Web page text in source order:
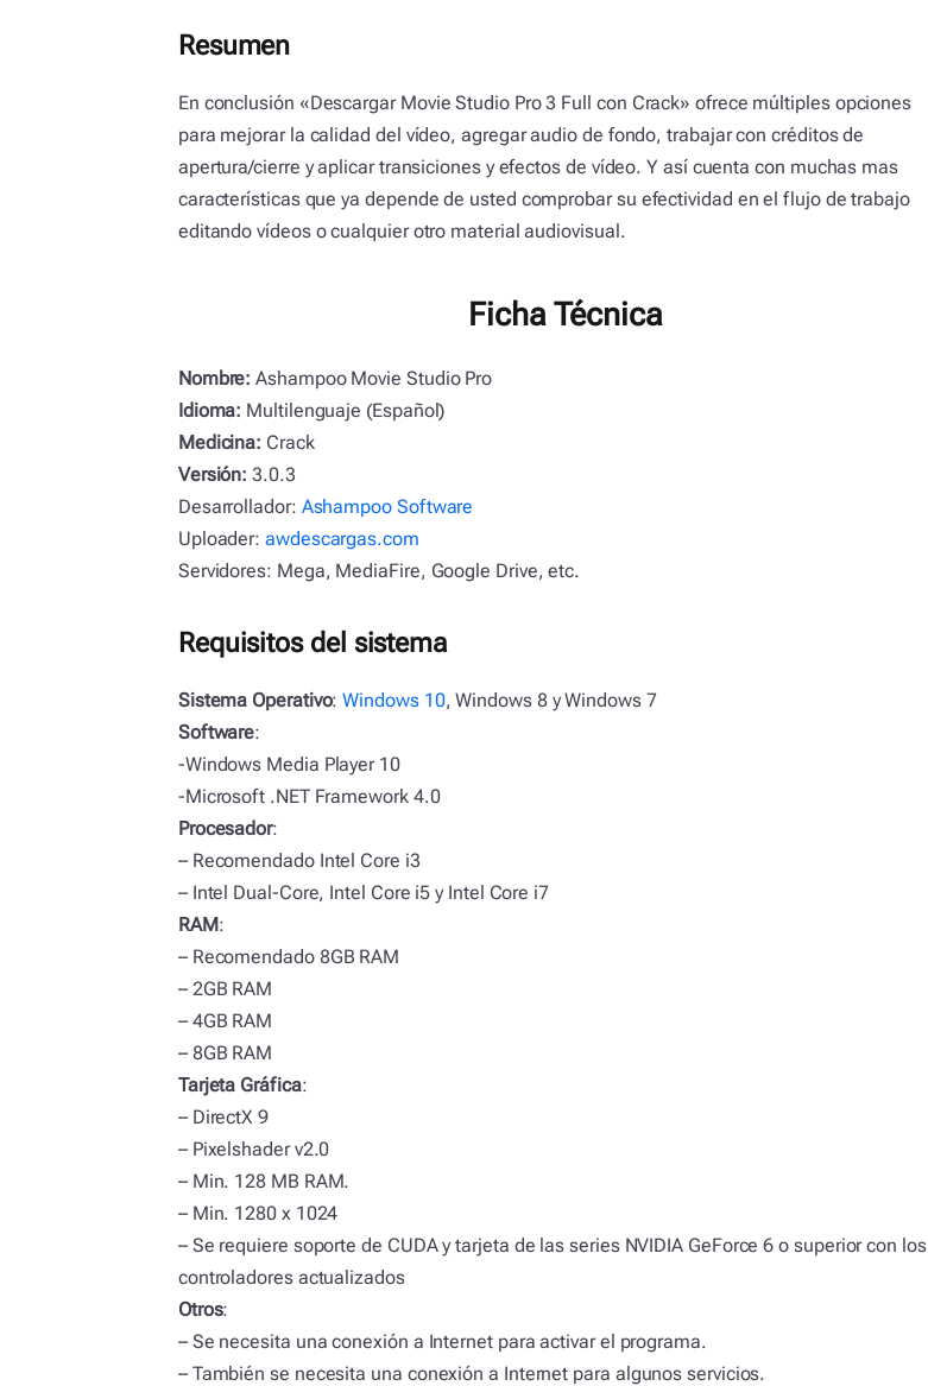
Resumen
En conclusión «Descargar Movie Studio Pro 3 Full con Crack» ofrece múltiples opciones
para mejorar la calidad del vídeo, agregar audio de fondo, trabajar con créditos de
apertura/cierre y aplicar transiciones y efectos de vídeo. Y así cuenta con muchas mas
características que ya depende de usted comprobar su efectividad en el flujo de trabajo
editando vídeos o cualquier otro material audiovisual.
Ficha Técnica
Nombre: Ashampoo Movie Studio Pro
Idioma: Multilenguaje (Español)
Medicina: Crack
Versión: 3.0.3
Desarrollador: Ashampoo Software
Uploader:awdescargas.com
Servidores: Mega, MediaFire, Google Drive, etc.
Requisitos del sistema
Sistema Operativo:Windows 10, Windows 8 y Windows 7
Software:
-Windows Media Player 10
-Microsoft .NET Framework 4.0
Procesador:
– Recomendado Intel Core i3
– Intel Dual-Core, Intel Core i5 y Intel Core i7
RAM:
– Recomendado 8GB RAM
– 2GB RAM
– 4GB RAM
– 8GB RAM
Tarjeta Gráfica:
– DirectX 9
– Pixelshader v2.0
– Min. 128 MB RAM.
– Min. 1280 x 1024
– Se requiere soporte de CUDA y tarjeta de las series NVIDIA GeForce 6 o superior con los
controladores actualizados
Otros:
– Se necesita una conexión a Internet para activar el programa.
– También se necesita una conexión a Internet para algunos servicios.